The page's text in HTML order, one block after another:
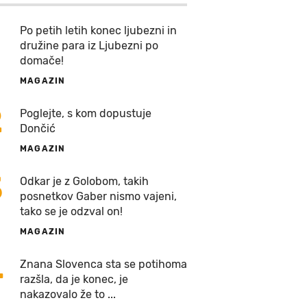
Po petih letih konec ljubezni in
družine para iz Ljubezni po
domače!
MAGAZIN
Poglejte, s kom dopustuje
Dončić
MAGAZIN
Odkar je z Golobom, takih
posnetkov Gaber nismo vajeni,
tako se je odzval on!
MAGAZIN
Znana Slovenca sta se potihoma
razšla, da je konec, je
nakazovalo že to ...